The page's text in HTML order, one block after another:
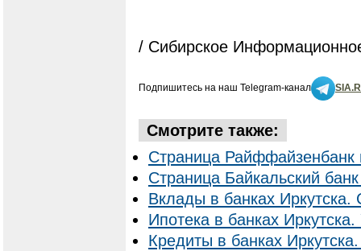
/ Сибирское
Подпишитесь на наш Telegram-канал
Смотрите также:
Страница Райффайзенбанк
Страница Байкальский
Вклады в банках Иркутска.
Ипотека в банках
Кредиты в банках